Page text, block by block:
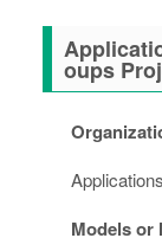
oups
Models or